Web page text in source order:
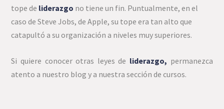
tope de liderazgo no tiene un fin. Puntualmente, en el
caso de Steve Jobs, de Apple, su tope era tan alto que
catapultó a su organización a niveles muy superiores.
Si quiere conocer otras leyes de liderazgo, permanezca
atento a nuestro blog y a nuestra sección de cursos.